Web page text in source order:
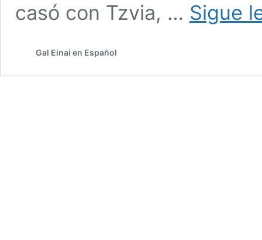
casó con Tzvia, … Sigue
Gal Einai en Español